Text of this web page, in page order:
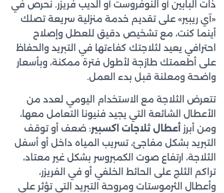
ذات البابين أو النوفروست أو الديب فريزر. نحرص في
«آي ريبير» على تقديم خدمة منزلية سريعة تصلك
أينما كنت، مع تشخيص دقيق للعطل وإصلاح
احترافي يعيد لثلاجتك كفاءتها في التبريد والحفاظ
على أطعمتك طازجة لأطول فترة ممكنة، وبأسعار
واضحة ومعلنة قبل بدء العمل.
تتعرض الثلاجة مع الاستخدام اليومي لعدد من
الأعطال الشائعة التي يجيد فنيونا التعامل معها،
ومن أبرز أعطال ثلاجات اكسبير: ضعف أو توقف
التبريد بشكل مفاجئ، تسريب المياه داخل أو أسفل
الثلاجة، ارتفاع صوت الكمبروسر بشكل غير معتاد،
تراكم الثلج على الحائط الخلفي أو في الفريزر،
وأعطال الثرموستات ومروحة التبريد التي تؤثر على